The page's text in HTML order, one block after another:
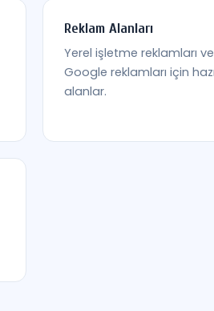
Reklam Alanları
Yerel işletme reklamları ve
Google reklamları için
alanlar.